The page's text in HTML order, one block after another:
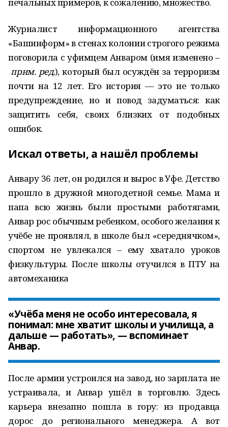
Журналист информационного агентства
«Башинформ» в стенах колонии строгого режима
поговорила с уфимцем Анваром (имя изменено –
прим. ред.), который был осуждён за терроризм
почти на 12 лет. Его история — это не только
предупреждение, но и повод задуматься: как
защитить себя, своих близких от подобных
ошибок.
Искал ответы, а нашёл проблемы
Анвару 36 лет, он родился и вырос в Уфе. Детство
прошло в дружной многодетной семье. Мама и
папа всю жизнь были простыми работягами,
Анвар рос обычным ребенком, особого желания к
учёбе не проявлял, в школе был «середнячком»,
спортом не увлекался – ему хватало уроков
физкультуры. После школы отучился в ПТУ на
автомеханика
«Учёба меня не особо интересовала, я
понимал: мне хватит школы и училища, а
дальше — работать», — вспоминает
Анвар.
После армии устроился на завод, но зарплата не
устраивала, и Анвар ушёл в торговлю. Здесь
карьера внезапно пошла в гору: из продавца
дорос до регионального менеджера. А вот